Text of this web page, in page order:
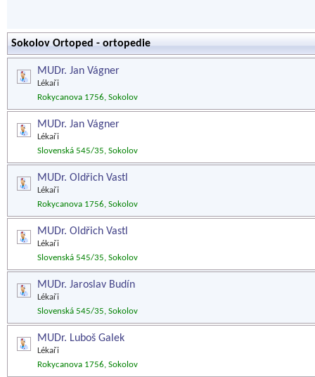
Sokolov Ortoped - ortopedie
MUDr. Jan Vágner
Lékaři
Rokycanova 1756, Sokolov
MUDr. Jan Vágner
Lékaři
Slovenská 545/35, Sokolov
MUDr. Oldřich Vastl
Lékaři
Rokycanova 1756, Sokolov
MUDr. Oldřich Vastl
Lékaři
Slovenská 545/35, Sokolov
MUDr. Jaroslav Budín
Lékaři
Slovenská 545/35, Sokolov
MUDr. Luboš Galek
Lékaři
Rokycanova 1756, Sokolov